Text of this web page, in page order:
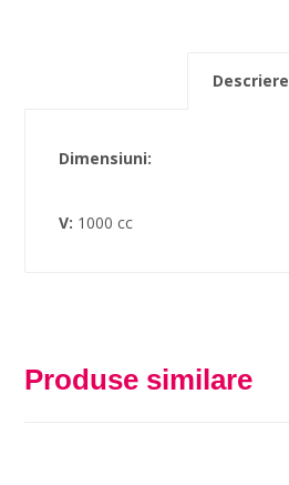
Descriere
Dimensiuni:
V: 1000 cc
Produse similare